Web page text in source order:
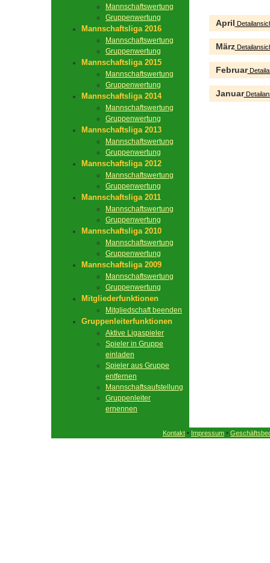
Mannschaftswertung
Gruppenwertung
Mannschaftsliga 2016
Mannschaftswertung
Gruppenwertung
Mannschaftsliga 2015
Mannschaftswertung
Gruppenwertung
Mannschaftsliga 2014
Mannschaftswertung
Gruppenwertung
Mannschaftsliga 2013
Mannschaftswertung
Gruppenwertung
Mannschaftsliga 2012
Mannschaftswertung
Gruppenwertung
Mannschaftsliga 2011
Mannschaftswertung
Gruppenwertung
Mannschaftsliga 2010
Mannschaftswertung
Gruppenwertung
Mannschaftsliga 2009
Mannschaftswertung
Gruppenwertung
Mitgliederfunktionen
Mitgliedschaft beenden
Gruppenleiterfunktionen
Aktive Ligaspieler
Spieler in Gruppe
einladen
Spieler aus Gruppe
entfernen
Mannschaftsaufstellung
Gruppenleiter
ernennen
April
März
Februar
Januar
Kontakt • Impressum •